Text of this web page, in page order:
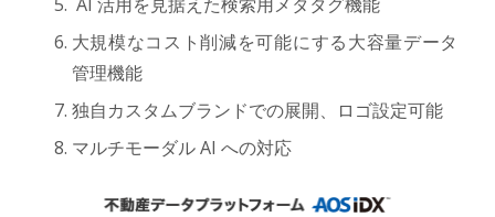
大規模なコスト削減を可能にする大容量データ
管理機能
独自カスタムブランドでの展開、ロゴ設定可能
マルチモーダル AI への対応